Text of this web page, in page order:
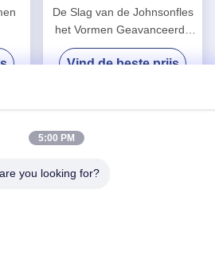
De Slag van de Johnsonfles
het Vormen Geavanceerde
het Ontwerp Hoge
Duurzaamheid van het
Vind de beste prijs
5:00 PM
you looking for?